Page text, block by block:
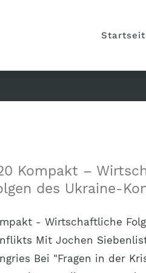
Kompakt –
des Ukraine-
- Wirtschaftliche
Mit Jochen
Bei "Fragen in der